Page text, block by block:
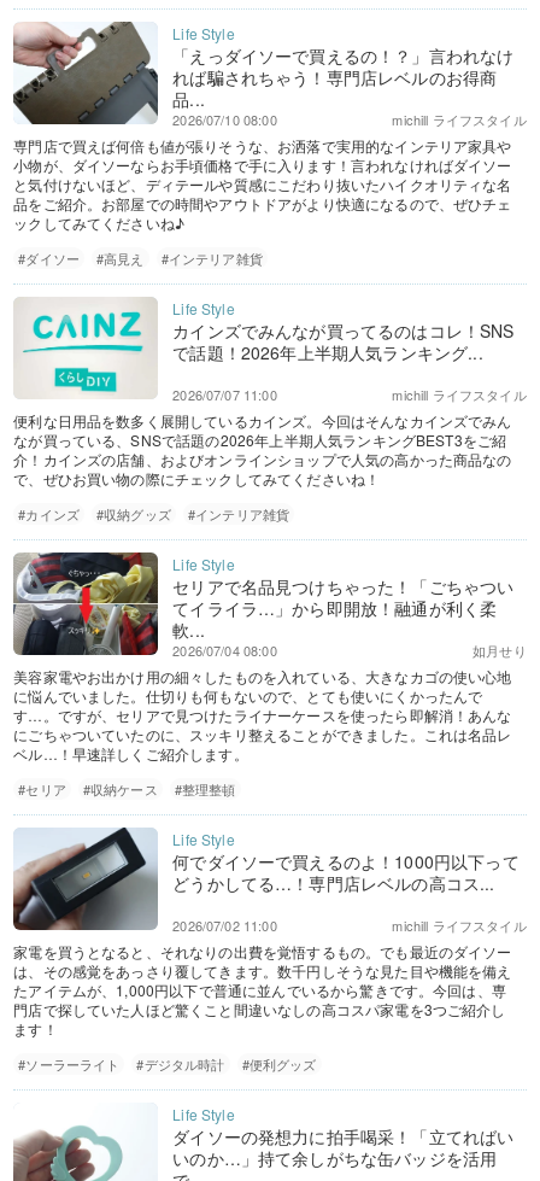
「えっダイソーで買えるの！？」言われなけ
れば騙されちゃう！専門店レベルのお得商
品...
michill ライフスタイル
2026/07/10 08:00
専門店で買えば何倍も値が張りそうな、お洒落で実用的なインテリア家具や
小物が、ダイソーならお手頃価格で手に入ります！言われなければダイソー
と気付けないほど、ディテールや質感にこだわり抜いたハイクオリティな名
品をご紹介。お部屋での時間やアウトドアがより快適になるので、ぜひチェ
ックしてみてくださいね♪
#ダイソー #高見え #インテリア雑貨
カインズでみんなが買ってるのはコレ！SNS
で話題！2026年上半期人気ランキング...
michill ライフスタイル
2026/07/07 11:00
便利な日用品を数多く展開しているカインズ。今回はそんなカインズでみん
なが買っている、SNSで話題の2026年上半期人気ランキングBEST3をご紹
介！カインズの店舗、およびオンラインショップで人気の高かった商品なの
で、ぜひお買い物の際にチェックしてみてくださいね！
#カインズ #収納グッズ #インテリア雑貨
セリアで名品見つけちゃった！「ごちゃつい
てイライラ…」から即開放！融通が利く柔
軟...
如月せり
2026/07/04 08:00
美容家電やお出かけ用の細々したものを入れている、大きなカゴの使い心地
に悩んでいました。仕切りも何もないので、とても使いにくかったんで
す…。ですが、セリアで見つけたライナーケースを使ったら即解消！あんな
にごちゃついていたのに、スッキリ整えることができました。これは名品レ
ベル…！早速詳しくご紹介します。
#セリア #収納ケース #整理整頓
何でダイソーで買えるのよ！1000円以下って
どうかしてる…！専門店レベルの高コス...
michill ライフスタイル
2026/07/02 11:00
家電を買うとなると、それなりの出費を覚悟するもの。でも最近のダイソー
は、その感覚をあっさり覆してきます。数千円しそうな見た目や機能を備え
たアイテムが、1,000円以下で普通に並んでいるから驚きです。今回は、専
門店で探していた人ほど驚くこと間違いなしの高コスパ家電を3つご紹介し
ます！
#ソーラーライト #デジタル時計 #便利グッズ
ダイソーの発想力に拍手喝采！「立てればい
いのか…」持て余しがちな缶バッジを活用